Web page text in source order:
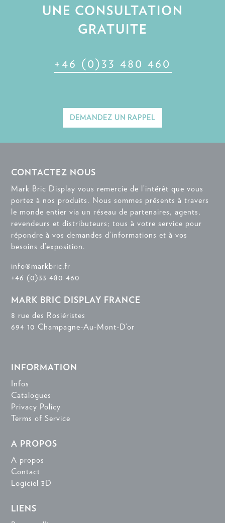
UNE CONSULTATION
GRATUITE
+46 (0)33 480 460
DEMANDEZ UN RAPPEL
CONTACTEZ NOUS
Mark Bric Display vous remercie de l’intérêt que vous
portez à nos produits. Nous sommes présents à travers
le monde entier via un réseau de partenaires, agents,
revendeurs et distributeurs; tous à votre service pour
répondre à vos demandes d’informations et à vos
besoins d’exposition.
info@markbric.fr
+46 (0)33 480 460
MARK BRIC DISPLAY FRANCE
8 rue des Rosiéristes
694 10 Champagne-Au-Mont-D’or
INFORMATION
Infos
Catalogues
Privacy Policy
Terms of Service
A PROPOS
A propos
Contact
Logiciel 3D
LIENS